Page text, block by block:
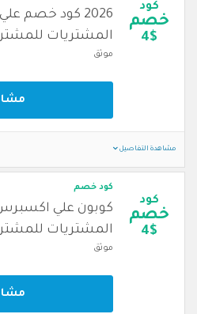
كود
خصم
4$
2026 كود خصم
المشتريات
موثق
مشاهدة التفاصيل
كود
خصم
4$
كود خصم
المشتريات
موثق